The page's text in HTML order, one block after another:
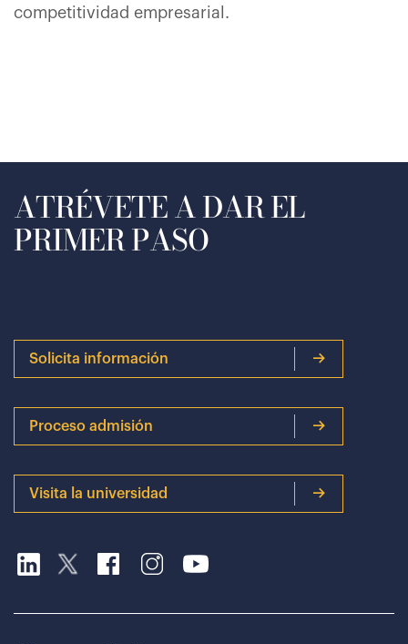
competitividad empresarial.
ATRÉVETE A DAR EL
PRIMER PASO
Solicita información
Proceso admisión
Visita la universidad